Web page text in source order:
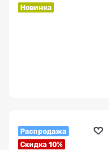
Новинка
Распродажа
Скидка 10%